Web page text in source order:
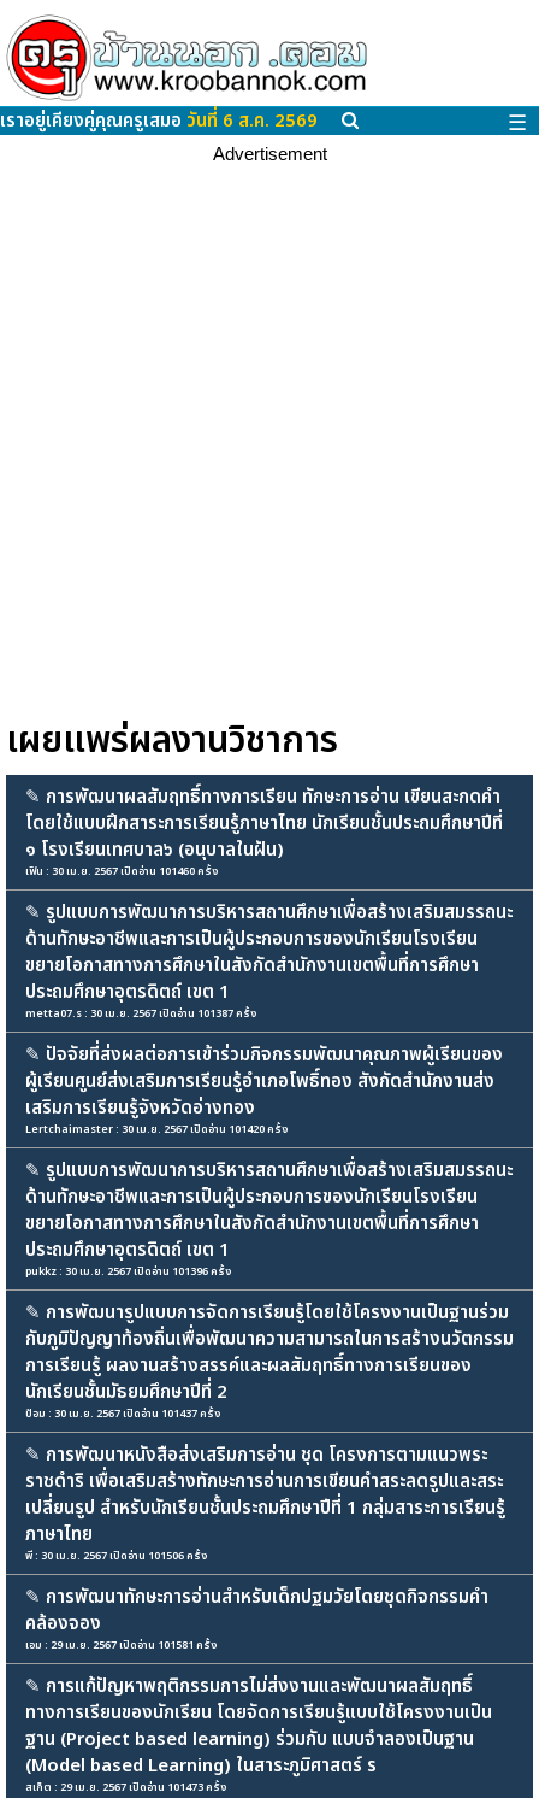
เราอยู่เคียงคู่คุณครูเสมอ วันที่ 6 ส.ค. 2569 ☰
Advertisement
เผยแพร่ผลงานวิชาการ
✎ การพัฒนาผลสัมฤทธิ์ทางการเรียน ทักษะการอ่าน เขียนสะกดคำ
โดยใช้แบบฝึกสาระการเรียนรู้ภาษาไทย นักเรียนชั้นประถมศึกษาปีที่
๑ โรงเรียนเทศบาล๖ (อนุบาลในฝัน)
เฟิน : 30 เม.ย. 2567 เปิดอ่าน 101460 ครั้ง
✎ รูปแบบการพัฒนาการบริหารสถานศึกษาเพื่อสร้างเสริมสมรรถนะ
ด้านทักษะอาชีพและการเป็นผู้ประกอบการของนักเรียนโรงเรียน
ขยายโอกาสทางการศึกษาในสังกัดสำนักงานเขตพื้นที่การศึกษา
ประถมศึกษาอุตรดิตถ์ เขต 1
metta07.s : 30 เม.ย. 2567 เปิดอ่าน 101387 ครั้ง
✎ ปัจจัยที่ส่งผลต่อการเข้าร่วมกิจกรรมพัฒนาคุณภาพผู้เรียนของ
ผู้เรียนศูนย์ส่งเสริมการเรียนรู้อำเภอโพธิ์ทอง สังกัดสำนักงานส่ง
เสริมการเรียนรู้จังหวัดอ่างทอง
Lertchaimaster : 30 เม.ย. 2567 เปิดอ่าน 101420 ครั้ง
✎ รูปแบบการพัฒนาการบริหารสถานศึกษาเพื่อสร้างเสริมสมรรถนะ
ด้านทักษะอาชีพและการเป็นผู้ประกอบการของนักเรียนโรงเรียน
ขยายโอกาสทางการศึกษาในสังกัดสำนักงานเขตพื้นที่การศึกษา
ประถมศึกษาอุตรดิตถ์ เขต 1
pukkz : 30 เม.ย. 2567 เปิดอ่าน 101396 ครั้ง
✎ การพัฒนารูปแบบการจัดการเรียนรู้โดยใช้โครงงานเป็นฐานร่วม
กับภูมิปัญญาท้องถิ่นเพื่อพัฒนาความสามารถในการสร้างนวัตกรรม
การเรียนรู้ ผลงานสร้างสรรค์และผลสัมฤทธิ์ทางการเรียนของ
นักเรียนชั้นมัธยมศึกษาปีที่ 2
ป้อม : 30 เม.ย. 2567 เปิดอ่าน 101437 ครั้ง
✎ การพัฒนาหนังสือส่งเสริมการอ่าน ชุด โครงการตามแนวพระ
ราชดำริ เพื่อเสริมสร้างทักษะการอ่านการเขียนคำสระลดรูปและสระ
เปลี่ยนรูป สำหรับนักเรียนชั้นประถมศึกษาปีที่ 1 กลุ่มสาระการเรียนรู้
ภาษาไทย
พี : 30 เม.ย. 2567 เปิดอ่าน 101506 ครั้ง
✎ การพัฒนาทักษะการอ่านสำหรับเด็กปฐมวัยโดยชุดกิจกรรมคำ
คล้องจอง
เอม : 29 เม.ย. 2567 เปิดอ่าน 101581 ครั้ง
✎ การแก้ปัญหาพฤติกรรมการไม่ส่งงานและพัฒนาผลสัมฤทธิ์
ทางการเรียนของนักเรียน โดยจัดการเรียนรู้แบบใช้โครงงานเป็น
ฐาน (Project based learning) ร่วมกับ แบบจำลองเป็นฐาน
(Model based Learning) ในสาระภูมิศาสตร์ ร
สเก็ต : 29 เม.ย. 2567 เปิดอ่าน 101473 ครั้ง